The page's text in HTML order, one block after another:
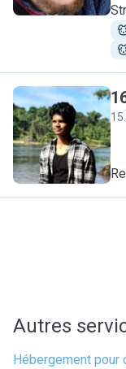
R
Autres
Hébergement pour